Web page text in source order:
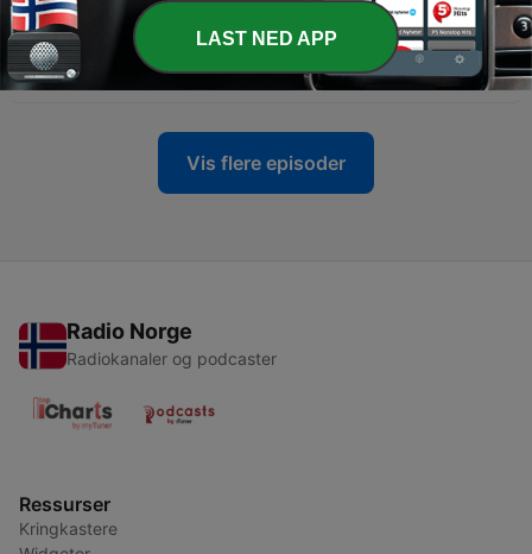
3592 -
L’intégrale de Camille Combal sur NRJ avec
Ramzy et Rédouane Bougheraba
25 juni 2026
Vis flere episoder
Radio Norge
Radiokanaler og podcaster
Ressurser
Kringkastere
LAST NED APP